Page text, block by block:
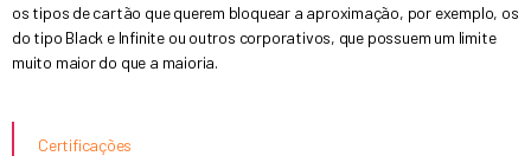
os tipos de cartão que querem bloquear a aproximação, por exemplo, os
do tipo Black e Infinite ou outros corporativos, que possuem um limite
muito maior do que a maioria.
Certificações